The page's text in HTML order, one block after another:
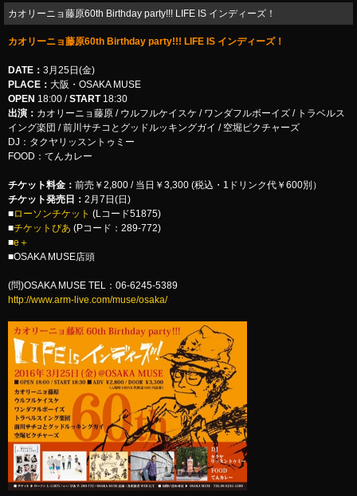
カオリーニョ藤原60th Birthday party!!! LIFE IS インディーズ！
カオリーニョ藤原60th Birthday party!!! LIFE IS インディーズ！
DATE： 3月25日(金)
PLACE： 大阪・OSAKA MUSE
OPEN 18:00 /START18:30
出演： カオリーニョ藤原 / ウルフルケイスケ / ワンダフルボーイズ / トラベルス
イング楽団 / 前川サチコとグッドルッキングガイ / 空堀ピクチャーズ
DJ：タクヤリッスントゥミー
FOOD：てんカレー
チケット料金： 前売￥2,800 / 当日￥3,300 (税込・1ドリンク代￥600別）
チケット発売日： 2月7日(日)
■ローソンチケット (Lコード51875)
■チケットぴあ (Pコード：289-772)
■e＋
■OSAKA MUSE店頭
(問)OSAKA MUSE TEL：06-6245-5389
http://www.arm-live.com/muse/osaka/